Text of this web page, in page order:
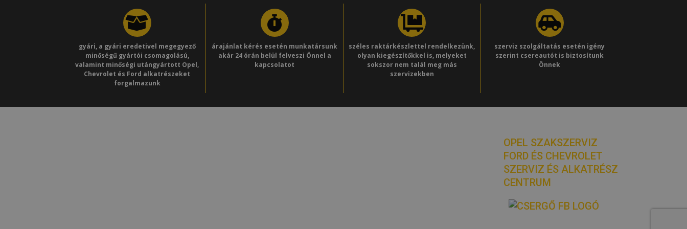
gyári, a gyári eredetivel megegyező
minőségű gyártói csomagolású,
valamint minőségi utángyártott Opel,
Chevrolet és Ford alkatrészeket
forgalmazunk
árajánlat kérés esetén munkatársunk
akár 24 órán belül felveszi Önnel a
kapcsolatot
széles raktárkészlettel rendelkezünk,
olyan kiegészítőkkel is, melyeket
sokszor nem talál meg más
szervizekben
szerviz szolgáltatás esetén igény
szerint csereautót is biztosítunk
Önnek
OPEL SZAKSZERVIZ
FORD ÉS CHEVROLET
SZERVIZ ÉS ALKATRÉSZ
CENTRUM